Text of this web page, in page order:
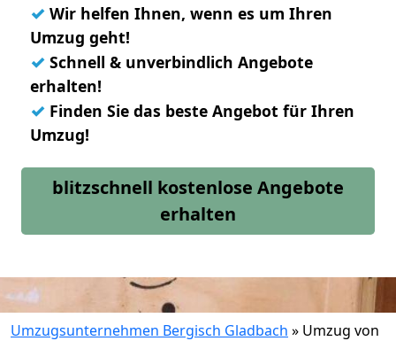
✓ Wir helfen Ihnen, wenn es um Ihren
Umzug geht!
✓ Schnell & unverbindlich Angebote
erhalten!
✓ Finden Sie das beste Angebot für Ihren
Umzug!
blitzschnell kostenlose Angebote
erhalten
Umzugsunternehmen Bergisch Gladbach » Umzug von